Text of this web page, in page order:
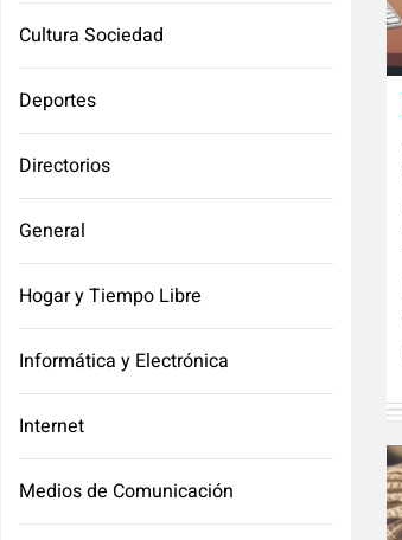
Cultura Sociedad
Deportes
Directorios
General
Hogar y Tiempo Libre
Informática y Electrónica
Internet
Medios de Comunicación